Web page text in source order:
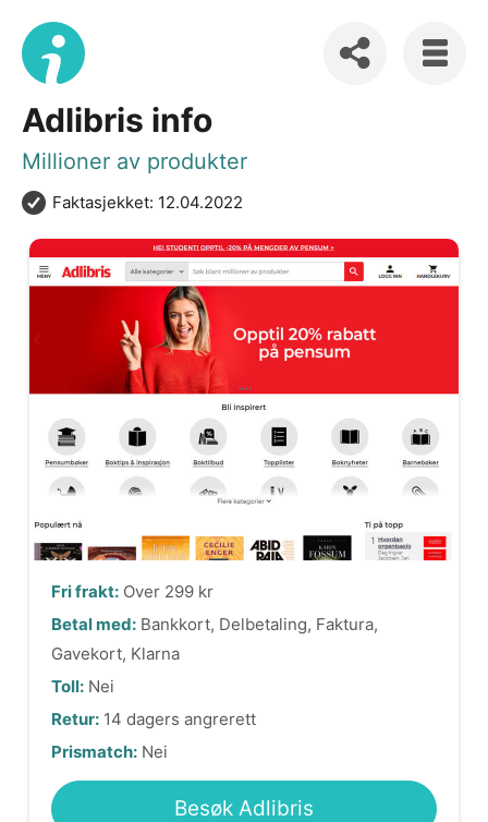
Adlibris info
Millioner av produkter
Faktasjekket: 12.04.2022
Fri frakt: Over 299 kr
Betal med: Bankkort, Delbetaling, Faktura,
Gavekort, Klarna
Toll: Nei
Retur: 14 dagers angrerett
Prismatch: Nei
Besøk Adlibris